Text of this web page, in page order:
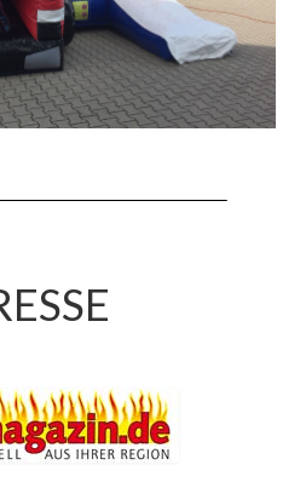
23/12
StLF 20/25
TLF 4000
LF 20 KatS
TLF 16/24 Tr
KLAF